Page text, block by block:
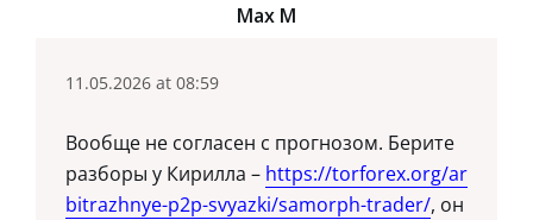
Max M
11.05.2026 at 08:59
Вообще не согласен с прогнозом. Берите
разборы у Кирилла – https://torforex.org/ar
bitrazhnye-p2p-svyazki/samorph-trader/, он